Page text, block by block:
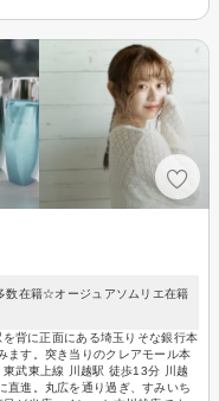
数在籍☆オージュアソムリエ在籍
背に正面にある埼玉りそな銀行本
ます。突き当りのクレアモール本
武東上線 川越駅 徒歩13分 川越
直進。丸広を通り過ぎ、すみいち